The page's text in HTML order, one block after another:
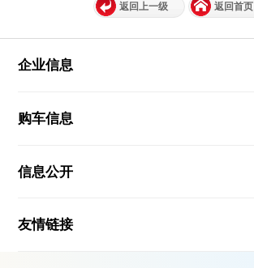
返回上一级 返回首页
企业信息
购车信息
信息公开
友情链接